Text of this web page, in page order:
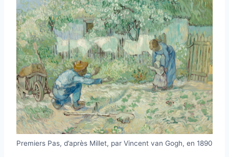
Premiers Pas, d’après Millet, par Vincent van Gogh, en 1890